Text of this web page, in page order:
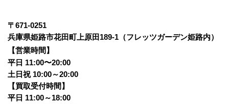
〒671-0251
兵庫県姫路市花田町上原田189-1（フレッツガーデン姫路内）
【営業時間】
平日 11:00〜20:00
土日祝 10:00～20:00
【買取受付時間】
平日 11:00～18:00